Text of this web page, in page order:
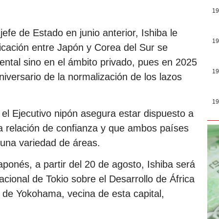
de Estado en junio anterior, Ishiba le
entre Japón y Corea del Sur se
sino en el ámbito privado, pues en 2025
de la normalización de los lazos
Ejecutivo nipón asegura estar dispuesto a
de confianza y que ambos países
variedad de áreas.
a partir del 20 de agosto, Ishiba será
de Tokio sobre el Desarrollo de África
Yokohama, vecina de esta capital,